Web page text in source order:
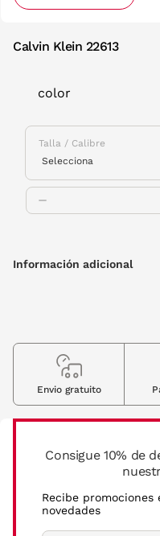
Calvin Klein 22613
color
Talla / Calibre
Información adicional
Consigue 10% de
Recibe promociones
novedades
Envio gratuito